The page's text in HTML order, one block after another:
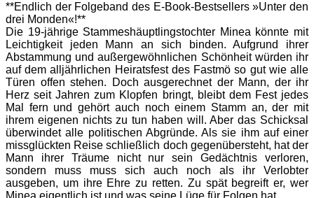
**Endlich der Folgeband des E-Book-Bestsellers »Unter den
drei Monden«!**
Die 19-jährige Stammeshäuptlingstochter Minea könnte mit
Leichtigkeit jeden Mann an sich binden. Aufgrund ihrer
Abstammung und außergewöhnlichen Schönheit würden ihr
auf dem alljährlichen Heiratsfest des Fastmö so gut wie alle
Türen offen stehen. Doch ausgerechnet der Mann, der ihr
Herz seit Jahren zum Klopfen bringt, bleibt dem Fest jedes
Mal fern und gehört auch noch einem Stamm an, der mit
ihrem eigenen nichts zu tun haben will. Aber das Schicksal
überwindet alle politischen Abgründe. Als sie ihm auf einer
missglückten Reise schließlich doch gegenübersteht, hat der
Mann ihrer Träume nicht nur sein Gedächtnis verloren,
sondern muss muss sich auch noch als ihr Verlobter
ausgeben, um ihre Ehre zu retten. Zu spät begreift er, wer